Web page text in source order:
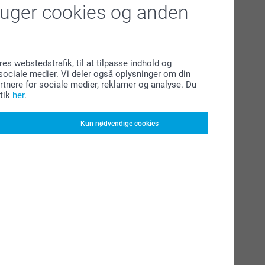
cookies og anden
webstedstrafik, til at tilpasse indhold og
medier. Vi deler også oplysninger om din
for sociale medier, reklamer og analyse. Du
her.
Kun nødvendige cookies